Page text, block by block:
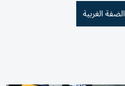
الضفة الغربية